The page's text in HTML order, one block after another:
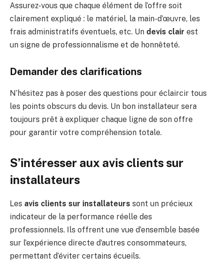
Assurez-vous que chaque élément de l’offre soit
clairement expliqué : le matériel, la main-d’œuvre, les
frais administratifs éventuels, etc. Un devis clair est
un signe de professionnalisme et de honnêteté.
Demander des clarifications
N’hésitez pas à poser des questions pour éclaircir tous
les points obscurs du devis. Un bon installateur sera
toujours prêt à expliquer chaque ligne de son offre
pour garantir votre compréhension totale.
S’intéresser aux avis clients sur
installateurs
Les avis clients sur installateurs sont un précieux
indicateur de la performance réelle des
professionnels. Ils offrent une vue d’ensemble basée
sur l’expérience directe d’autres consommateurs,
permettant d’éviter certains écueils.